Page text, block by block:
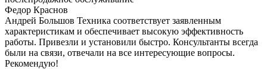
Федор Краснов
Андрей Большов Техника соответствует заявленным
характеристикам и обеспечивает высокую эффективность
работы. Привезли и установили быстро. Консультанты всегда
были на связи, отвечали на все интересующие вопросы.
Рекомендую!